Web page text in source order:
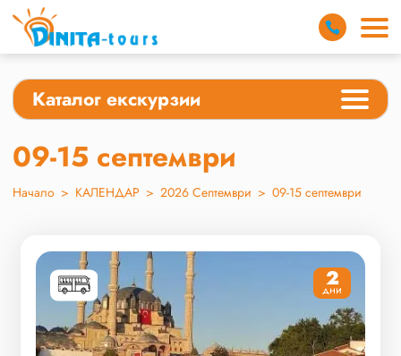
Каталог екскурзии
09-15 септември
Начало > КАЛЕНДАР > 2026 Септември > 09-15 септември
2
дни